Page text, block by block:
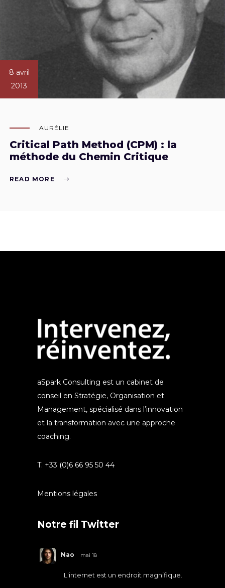
8 avril
2013
AURÉLIE
Critical Path Method (CPM) : la
méthode du Chemin Critique
READ MORE
aSpark Consulting est un cabinet de
conseil en Stratégie, Organisation et
Management, spécialisé dans l’innovation
et la transformation avec une approche
coaching.
T. +33 (0)6 66 95 50 44
Mentions légales
Notre fil Twitter
Nao mai 18
L'internet est un endroit magnifique.